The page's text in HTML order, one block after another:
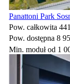
Panattoni Park
Pow. całkowita
Pow. dostępna 8
Min. modułod 1